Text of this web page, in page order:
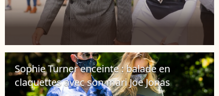
Sophie Turner enceinte : balade en
claquettes avec son mari Joe Jonas